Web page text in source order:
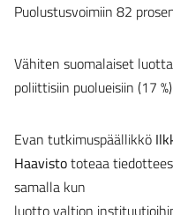
Puolustusvoimiin 82
Vähiten suomalaiset
poliittisiin puolueisiin (17
Evan tutkimuspäällikkö
Haavistototeaa
samalla kun